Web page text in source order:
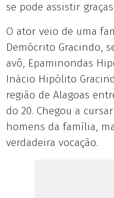
se pode assistir
O ator veio de uma
Demócrito Gracindo,
avô, Epaminondas
Inácio Hipólito
região de Alagoas
do 20. Chegou a
homens da família,
verdadeira vocação.